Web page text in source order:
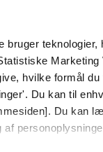
bruger
hvilke formål
Du kan til
Du kan
af